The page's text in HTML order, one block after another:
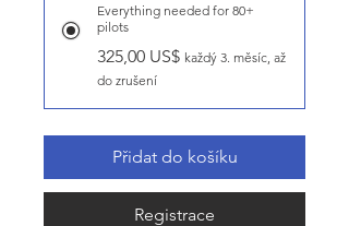
Everything needed for 80+
pilots
325,00 US$ každý 3. měsíc, až
do zrušení
Přidat do košíku
Registrace